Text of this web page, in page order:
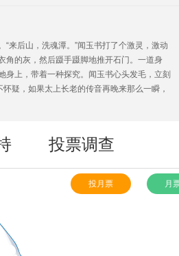
来后山，洗魂潭。”闻玉书打了个激灵，激动
角的灰，然后蹑手蹑脚地推开石门。一道身
上，带着一种探究。闻玉书心头发毛，立刻
疑，如果太上长老的传音再晚来那么一瞬，
投票调查
投月票 月